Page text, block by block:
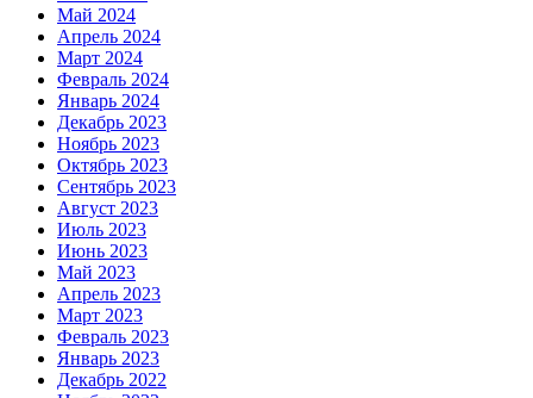
Май 2024
Апрель 2024
Март 2024
Февраль 2024
Январь 2024
Декабрь 2023
Ноябрь 2023
Октябрь 2023
Сентябрь 2023
Август 2023
Июль 2023
Июнь 2023
Май 2023
Апрель 2023
Март 2023
Февраль 2023
Январь 2023
Декабрь 2022